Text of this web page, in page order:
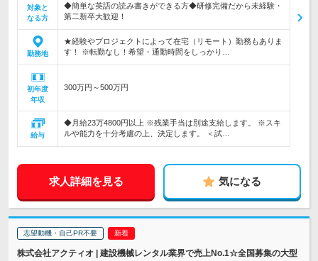
対象と
なる方
◆簡単な英語の読み書きができる方◆研修完備だから未経験・
第二新卒大歓迎！
勤務地
★経験やプロジェクトによって在宅（リモート）勤務もありま
す！ ※転勤なし！希望・通勤時間をしっかり…
初年度
年収
300万円～500万円
給与
◆月給23万4800円以上 ※残業手当は別途支給します。 ※スキ
ルや能力を十分考慮の上、決定します。 ＜試…
求人詳細を見る 気になる
志望動機・自己PR不要
株式会社アクティオ | 建設機械レンタル業界で売上No.1☆全国募集の大型